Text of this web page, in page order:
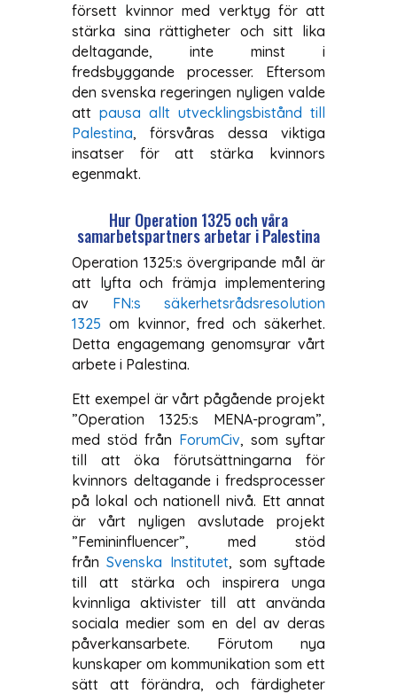
försett kvinnor med verktyg för att
stärka sina rättigheter och sitt lika
deltagande, inte minst i
fredsbyggande processer. Eftersom
den svenska regeringen nyligen valde
att pausa allt utvecklingsbistånd till
Palestina, försvåras dessa viktiga
insatser för att stärka kvinnors
egenmakt.
Hur Operation 1325 och våra
samarbetspartners arbetar i Palestina
Operation 1325:s övergripande mål är
att lyfta och främja implementering
av
FN:s säkerhetsrådsresolution
1325 om kvinnor, fred och säkerhet.
Detta engagemang genomsyrar vårt
arbete i Palestina.
Ett exempel är vårt pågående projekt
”Operation 1325:s MENA-program”,
med stöd från ForumCiv, som syftar
till att öka förutsättningarna för
kvinnors deltagande i fredsprocesser
på lokal och nationell nivå. Ett annat
är vårt nyligen avslutade projekt
”Femininfluencer”, med stöd
från Svenska Institutet, som syftade
till att stärka och inspirera unga
kvinnliga aktivister till att använda
sociala medier som en del av deras
påverkansarbete. Förutom nya
kunskaper om kommunikation som ett
sätt att förändra, och färdigheter